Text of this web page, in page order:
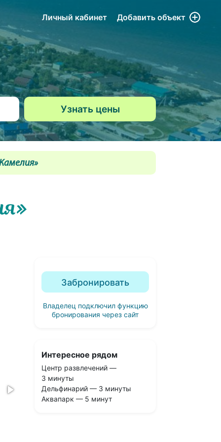
Личный кабинет Добавить объект
Забронировать
Владелец подключил функцию
бронирования через сайт
Интересное рядом
Центр развлечений —
3 минуты
Дельфинарий — 3 минуты
Аквапарк — 5 минут